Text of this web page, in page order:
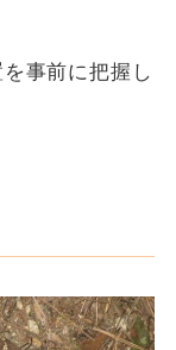
事前に把握し